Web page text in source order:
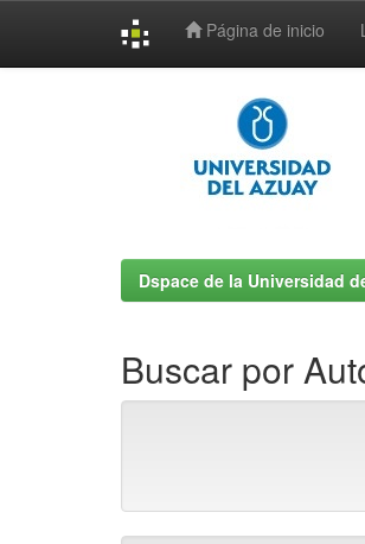
Página de inicio
Dspace de la Universidad
Buscar por